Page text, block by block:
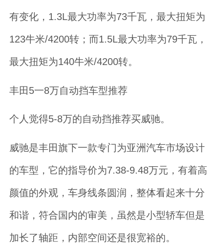
有变化，1.3L最大功率为73千瓦，最大扭矩为
123牛米/4200转；而1.5L最大功率为79千瓦，
最大扭矩为140牛米/4200转。
丰田5一8万自动挡车型推荐
个人觉得5-8万的自动挡推荐买威驰。
威驰是丰田旗下一款专门为亚洲汽车市场设计
的车型，它的指导价为7.38-9.48万元，有着高
颜值的外观，车身线条圆润，整体看起来十分
和谐，符合国内的审美，虽然是小型轿车但是
加长了轴距，内部空间还是很宽裕的。